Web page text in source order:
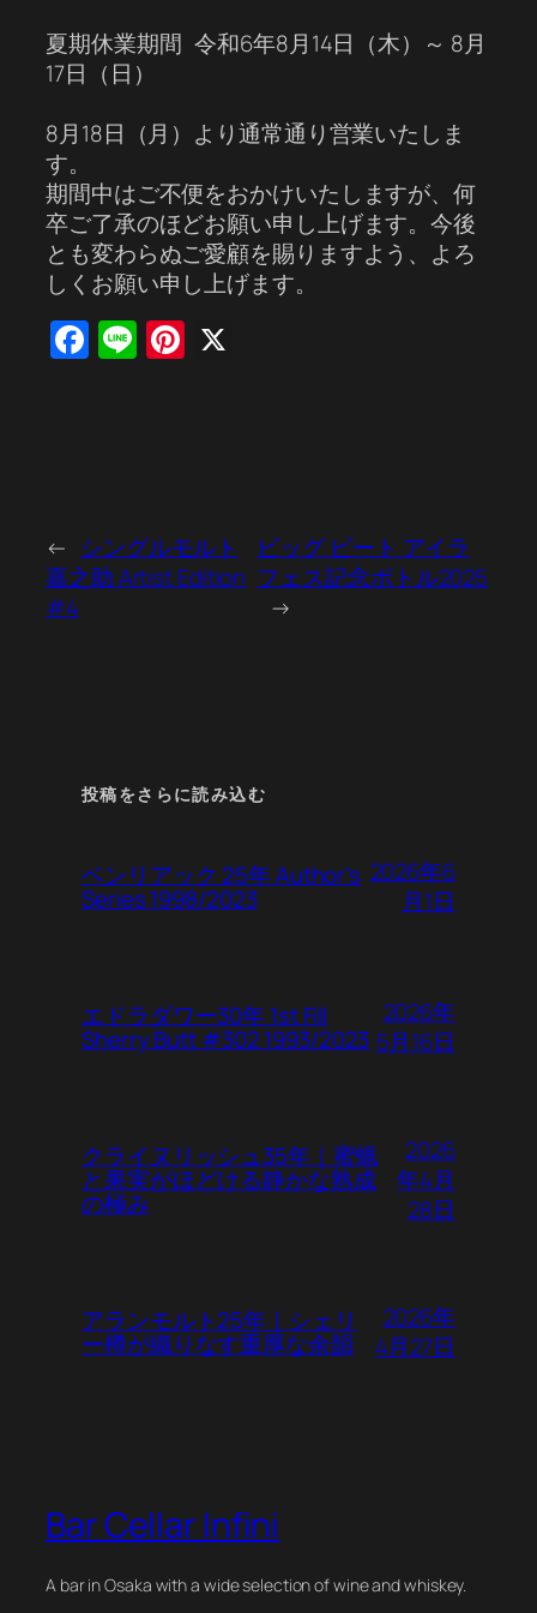
夏期休業期間 令和6年8月14日（木）～ 8月
17日（日）
8月18日（月）より通常通り営業いたしま
す。
期間中はご不便をおかけいたしますが、何
卒ご了承のほどお願い申し上げます。今後
とも変わらぬご愛顧を賜りますよう、よろ
しくお願い申し上げます。
Facebook
LinePinterest
← シングルモルト
嘉之助 Artist Edition
#4
ビッグ ピート アイラ
フェス記念ボトル2025
→
投稿をさらに読み込む
ベンリアック 25年 Author’s
Series 1998/2023
2026年6
月1日
エドラダワー30年 1st Fill
Sherry Butt #302 1993/2023
2026年
5月16日
クライヌリッシュ35年｜蜜蝋
と果実がほどける静かな熟成
の極み
2026
年4月
28日
アランモルト25年｜シェリ
ー樽が織りなす重厚な余韻
2026年
4月27日
Bar Cellar Infini
A bar in Osaka with a wide selection of wine and whiskey.